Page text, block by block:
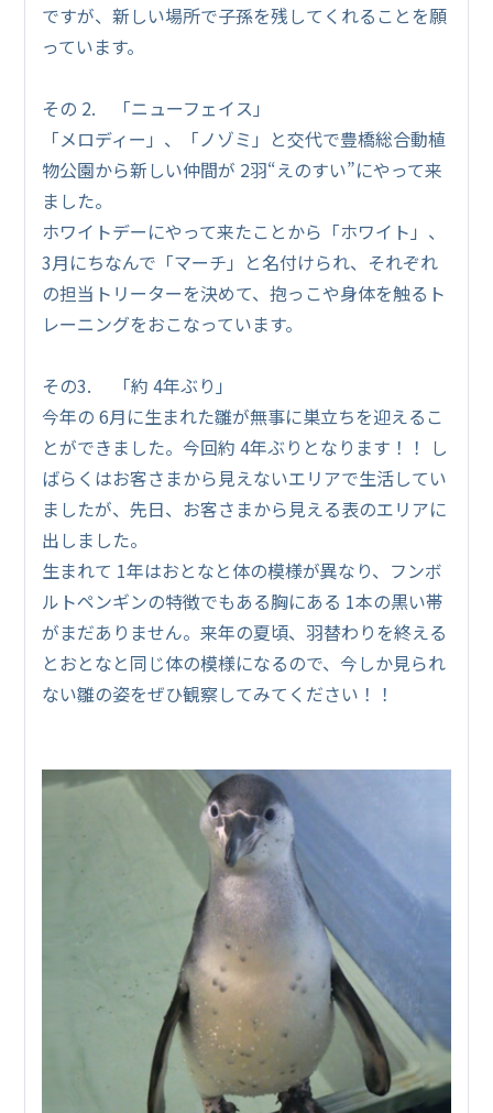
ですが、新しい場所で子孫を残してくれることを願
っています。
その 2. 「ニューフェイス」
「メロディー」、「ノゾミ」と交代で豊橋総合動植
物公園から新しい仲間が 2羽“えのすい”にやって来
ました。
ホワイトデーにやって来たことから「ホワイト」、
3月にちなんで「マーチ」と名付けられ、それぞれ
の担当トリーターを決めて、抱っこや身体を触るト
レーニングをおこなっています。
その3. 「約 4年ぶり」
今年の 6月に生まれた雛が無事に巣立ちを迎えるこ
とができました。今回約 4年ぶりとなります！！ し
ばらくはお客さまから見えないエリアで生活してい
ましたが、先日、お客さまから見える表のエリアに
出しました。
生まれて 1年はおとなと体の模様が異なり、フンボ
ルトペンギンの特徴でもある胸にある 1本の黒い帯
がまだありません。来年の夏頃、羽替わりを終える
とおとなと同じ体の模様になるので、今しか見られ
ない雛の姿をぜひ観察してみてください！！